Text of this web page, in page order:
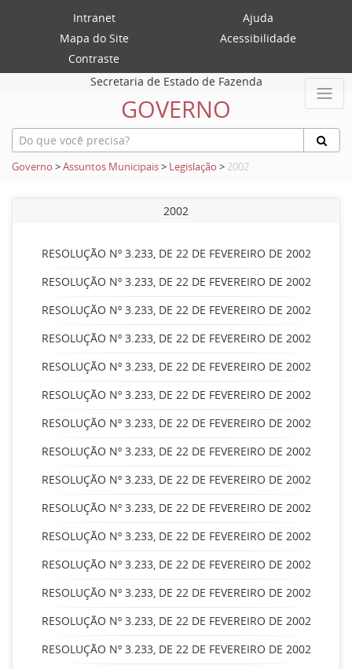
Intranet
Ajuda
Mapa do Site
Acessibilidade
Contraste
Secretaria de Estado de Fazenda
GOVERNO
Governo >Assuntos Municipais> Legislação > 2002
2002
RESOLUÇÃO Nº 3.233, DE 22 DE FEVEREIRO DE 2002
RESOLUÇÃO Nº 3.233, DE 22 DE FEVEREIRO DE 2002
RESOLUÇÃO Nº 3.233, DE 22 DE FEVEREIRO DE 2002
RESOLUÇÃO Nº 3.233, DE 22 DE FEVEREIRO DE 2002
RESOLUÇÃO Nº 3.233, DE 22 DE FEVEREIRO DE 2002
RESOLUÇÃO Nº 3.233, DE 22 DE FEVEREIRO DE 2002
RESOLUÇÃO Nº 3.233, DE 22 DE FEVEREIRO DE 2002
RESOLUÇÃO Nº 3.233, DE 22 DE FEVEREIRO DE 2002
RESOLUÇÃO Nº 3.233, DE 22 DE FEVEREIRO DE 2002
RESOLUÇÃO Nº 3.233, DE 22 DE FEVEREIRO DE 2002
RESOLUÇÃO Nº 3.233, DE 22 DE FEVEREIRO DE 2002
RESOLUÇÃO Nº 3.233, DE 22 DE FEVEREIRO DE 2002
RESOLUÇÃO Nº 3.233, DE 22 DE FEVEREIRO DE 2002
RESOLUÇÃO Nº 3.233, DE 22 DE FEVEREIRO DE 2002
RESOLUÇÃO Nº 3.233, DE 22 DE FEVEREIRO DE 2002